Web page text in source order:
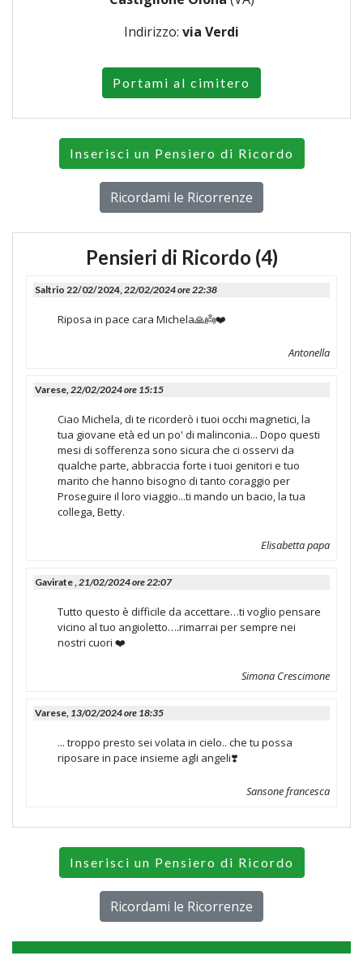
Indirizzo: via Verdi
Portami al cimitero
Inserisci un Pensiero di Ricordo
Ricordami le Ricorrenze
Pensieri di Ricordo (4)
Saltrio 22/02/2024,22/02/2024 ore 22:38
Riposa in pace cara Michela🙏👼❤️
Antonella
Varese,22/02/2024 ore 15:15
Ciao Michela, di te ricorderò i tuoi occhi magnetici, la
tua giovane età ed un po' di malinconia... Dopo questi
mesi di sofferenza sono sicura che ci osservi da
qualche parte, abbraccia forte i tuoi genitori e tuo
marito che hanno bisogno di tanto coraggio per
Proseguire il loro viaggio...ti mando un bacio, la tua
collega, Betty.
Elisabetta papa
Gavirate ,21/02/2024 ore 22:07
Tutto questo è difficile da accettare…ti voglio pensare
vicino al tuo angioletto….rimarrai per sempre nei
nostri cuori ❤️
Simona Crescimone
Varese, 13/02/2024 ore 18:35
... troppo presto sei volata in cielo.. che tu possa
riposare in pace insieme agli angeli❣️
Sansone francesca
Inserisci un Pensiero di Ricordo
Ricordami le Ricorrenze